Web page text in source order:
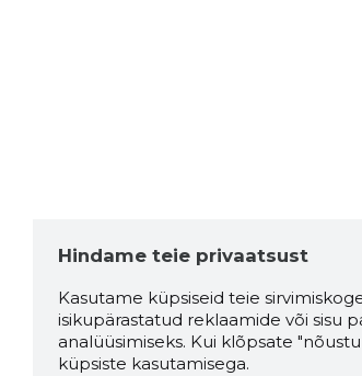
Hindame teie privaatsust
Kasutame küpsiseid teie
isikupärastatud reklaamide või sisu
analüüsimiseks. Kui klõpsate
küpsiste kasutamisega.